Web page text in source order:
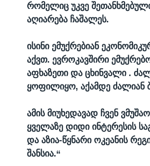
რომელიც უკვე
აღიარება ჩაშალეს.
ისინი ემუქრებიან
აქვთ. ევროკავშირი
აფხაზეთი და ცხინვალი .
ყოფილიყო, აქამდე ძალიან
ამის მიუხედავად ჩვენ
ყველაზე დიდი ინტერესის
და აზია-წყნარი ოკეანის
შანსია.“